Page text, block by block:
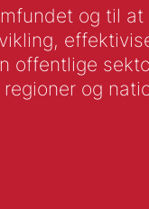
og til at
offentlige
og